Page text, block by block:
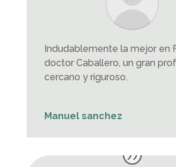
Indudablemente la mejor en
doctor Caballero, un gran
cercano y riguroso.
Manuel sanchez